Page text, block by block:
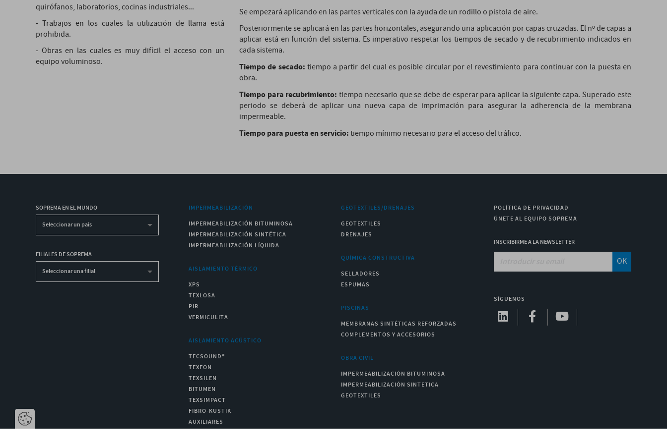
quirófanos, laboratorios, cocinas industriales...
- Trabajos en los cuales la utilización de llama está
prohibida.
- Obras en las cuales es muy difícil el acceso con un
equipo voluminoso.
Se empezará aplicando en las partes verticales con la ayuda de un rodillo o pistola de aire.
Posteriormente se aplicará en las partes horizontales, asegurando una aplicación por capas cruzadas. El nº de capas a
aplicar está en función del sistema. Es imperativo respetar los tiempos de secado y de recubrimiento indicados en
cada sistema.
Tiempo de secado: tiempo a partir del cual es posible circular por el revestimiento para continuar con la puesta en
obra.
Tiempo para recubrimiento: tiempo necesario que se debe de esperar para aplicar la siguiente capa. Superado este
periodo se deberá de aplicar una nueva capa de imprimación para asegurar la adherencia de la membrana
impermeable.
Tiempo para puesta en servicio:tiempo mínimo necesario para el acceso del tráfico.
SOPREMA EN EL MUNDO
Seleccionar un país
FILIALES DE SOPREMA
Seleccionar una filial
IMPERMEABILIZACIÓN
IMPERMEABILIZACIÓN BITUMINOSA
IMPERMEABILIZACIÓN SINTÉTICA
IMPERMEABILIZACIÓN LÍQUIDA
AISLAMIENTO TÉRMICO
XPS
TEXLOSA
PIR
VERMICULITA
AISLAMIENTO ACÚSTICO
TECSOUND®
TEXFON
TEXSILEN
BITUMEN
TEXSIMPACT
FIBRO-KUSTIK
AUXILIARES
GEOTEXTILES/DRENAJES
GEOTEXTILES
DRENAJES
QUÍMICA CONSTRUCTIVA
SELLADORES
ESPUMAS
PISCINAS
MEMBRANAS SINTÉTICAS REFORZADAS
COMPLEMENTOS Y ACCESORIOS
OBRA CIVIL
IMPERMEABILIZACIÓN BITUMINOSA
IMPERMEABILIZACIÓN SINTETICA
GEOTEXTILES
POLÍTICA DE PRIVACIDAD
ÚNETE AL EQUIPO SOPREMA
INSCRIBIRME A LA NEWSLETTER
OK
SÍGUENOS
Abre la barra di gestione dei cookie